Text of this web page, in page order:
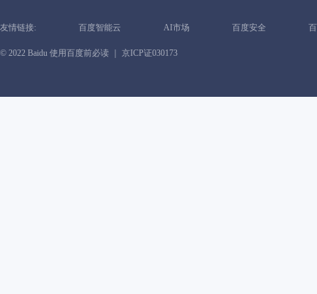
友情链接: 百度智能云 AI市场 百度安全
© 2022 Baidu 使用百度前必读 ｜ 京ICP证030173